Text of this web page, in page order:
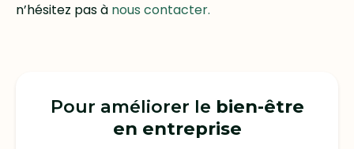
n’hésitez pas à nous contacter.
Pour améliorer le bien-être
en entreprise